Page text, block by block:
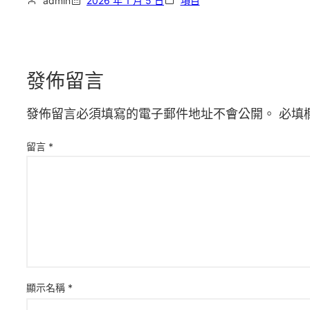
發佈留言
發佈留言必須填寫的電子郵件地址不會公開。 必填
留言 *
顯示名稱 *